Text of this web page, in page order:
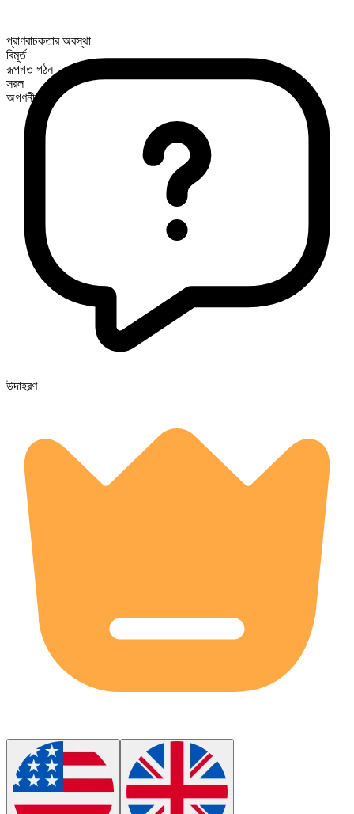
প্রাণবাচকতার অবস্থা
বিমূর্ত
রূপগত গঠন
সরল
অগণনীয়
উদাহরণ